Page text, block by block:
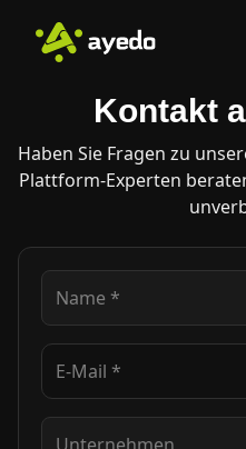
Kontakt
Haben Sie Fragen zu
Plattform-Experten